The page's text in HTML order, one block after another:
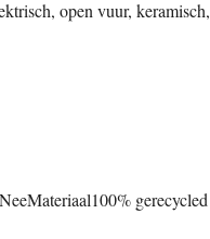
open vuur,
Materiaal100%